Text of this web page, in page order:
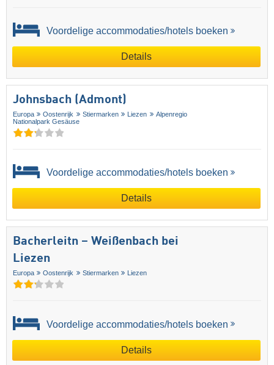
Voordelige accommodaties/hotels boeken
Details
Johnsbach (Admont)
Europa Oostenrijk Stiermarken Liezen
Alpenregio
Nationalpark Gesäuse
Voordelige accommodaties/hotels boeken
Details
Bacherleitn – Weißenbach bei
Liezen
Europa Oostenrijk Stiermarken Liezen
Voordelige accommodaties/hotels boeken
Details